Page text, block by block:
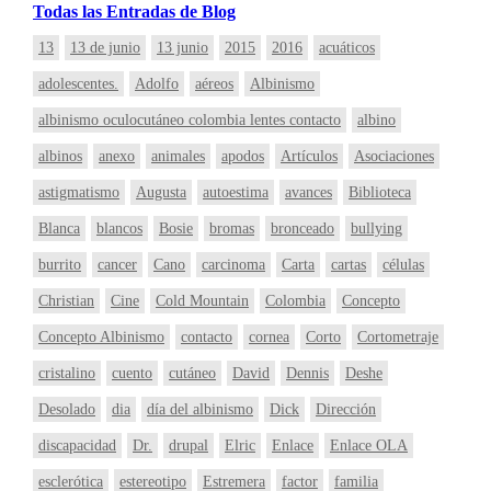
Todas las Entradas de Blog
13 13 de junio 13 junio 2015 2016 acuáticos
adolescentes. Adolfo aéreos Albinismo
albinismo oculocutáneo colombia lentes contacto albino
albinos anexo animales apodos Artículos Asociaciones
astigmatismo Augusta autoestima avances Biblioteca
Blanca blancos Bosie bromas bronceado bullying
burrito cancer Cano carcinoma Carta cartas células
Christian Cine Cold Mountain Colombia Concepto
Concepto Albinismo contacto cornea Corto Cortometraje
cristalino cuento cutáneo David Dennis Deshe
Desolado dia día del albinismo Dick Dirección
discapacidad Dr. drupal Elric Enlace Enlace OLA
esclerótica estereotipo Estremera factor familia